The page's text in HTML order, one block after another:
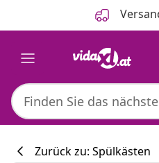
Zurück zu: Spülkästen